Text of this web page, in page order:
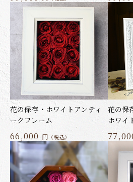
花の保存・ホワイトアンティ
ークフレーム
66,000 円 （税込）
花の保
ホワイ